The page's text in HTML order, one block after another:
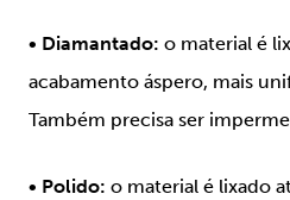
• Diamantado: o material é
acabamento áspero, mais
Também precisa ser
• Polido: o material é lixado